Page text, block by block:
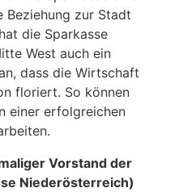
Beziehung zur Stadt
die Sparkasse
West auch ein
dass die Wirtschaft
floriert. So können
einer erfolgreichen
Vorstand der
Niederösterreich)